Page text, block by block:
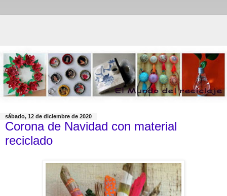
sábado, 12 de diciembre de 2020
Corona de Navidad con material
reciclado